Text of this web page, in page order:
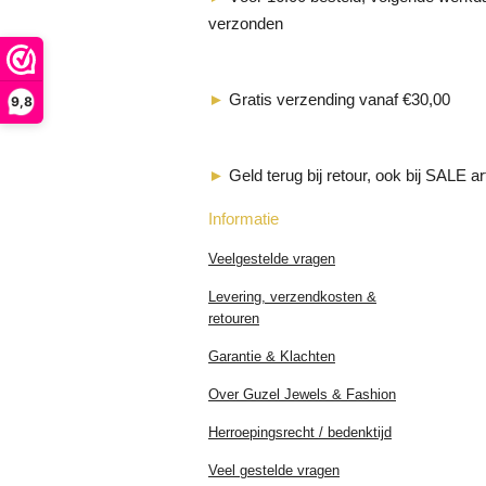
9,8
verzonden
► Gratis verzending vanaf €30,00
► Geld terug bij retour, ook bij SALE
Informatie
Veelgestelde vragen
Levering, verzendkosten &
retouren
Garantie & Klachten
Over Guzel Jewels & Fashion
Herroepingsrecht / bedenktijd
Veel gestelde vragen